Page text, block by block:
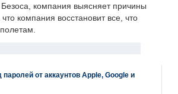
компания выясняет причины
компания восстановит все, что
от аккаунтов Apple, Google и